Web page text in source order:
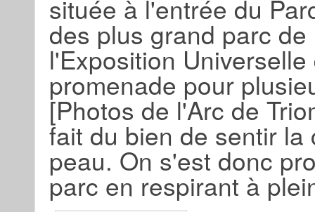
située à l'entrée du
des plus grand parc
l'Exposition
promenade pour
[Photos de l'Arc de
fait du bien de sentir
peau. On s'est donc
parc en respirant à